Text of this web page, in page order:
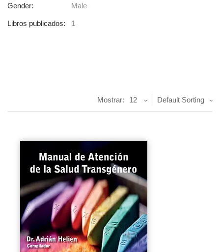
Gender: Male
Libros publicados: 1
Default Sorting
Mostrar: 12